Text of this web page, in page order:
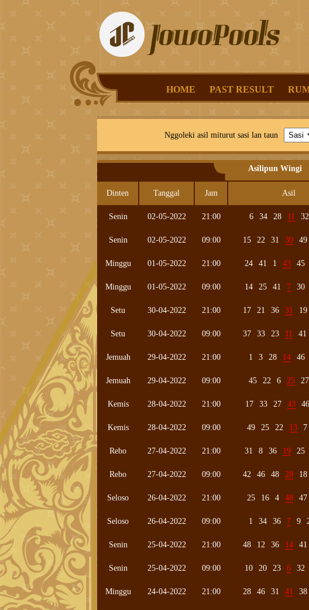
HOME PAST RESULT
Nggoleki asil miturut sasi lan taun
Asilipun Wingi
Dinten Tanggal Jam Asil
Senin 02-05-2022 21:00 6 34 28 11 32
Senin 02-05-2022 09:00 15 22 31 30 49
Minggu 01-05-2022 21:00 24 41 1 43 45
Minggu 01-05-2022 09:00 14 25 41 7 30
Setu 30-04-2022 21:00 17 21 36 31 19
Setu 30-04-2022 09:00 37 33 23 11 41
Jemuah 29-04-2022 21:00 1 3 28 14 46
Jemuah 29-04-2022 09:00 45 22 6 25 27
Kemis 28-04-2022 21:00 17 33 27 43 46
Kemis 28-04-2022 09:00 49 25 22 13 7
Rebo 27-04-2022 21:00 31 8 36 19 25
Rebo 27-04-2022 09:00 42 46 48 28 18
Seloso 26-04-2022 21:00 25 16 4 48 47
Seloso 26-04-2022 09:00 1 34 36 7 9
Senin 25-04-2022 21:00 48 12 36 14 41
Senin 25-04-2022 09:00 10 20 23 6 32
Minggu 24-04-2022 21:00 28 46 31 41 38